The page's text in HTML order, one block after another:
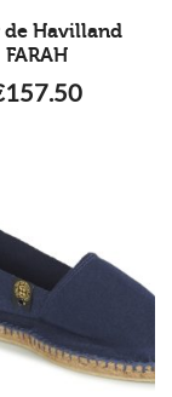
de Havilland
FARAH
157.50